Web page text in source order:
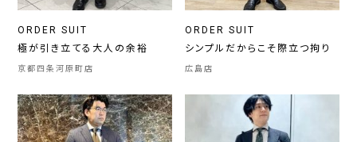
ORDER SUIT
極が引き立てる大人の余裕
京都四条河原町店
ORDER SUIT
シンプルだからこそ際立つ拘り
広島店